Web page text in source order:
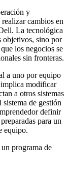
y
cambios en
La tecnológica
objetivos, sino por
los negocios se
sin fronteras.
a uno por equipo
modificar
a otros sistemas
sistema de gestión
definir
para un
equipo.
programa de